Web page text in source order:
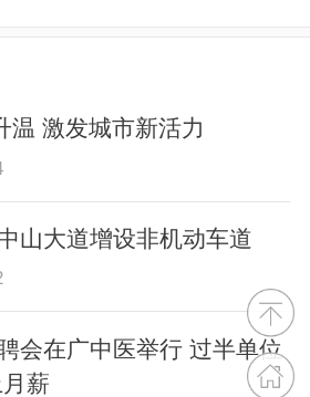
温 激发城市新活力
山大道增设非机动车道
会在广中医举行 过半单位
薪